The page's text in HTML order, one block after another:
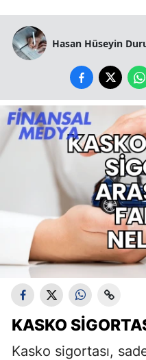
Hasan Hüseyin
KASKO
Kasko sigortası,